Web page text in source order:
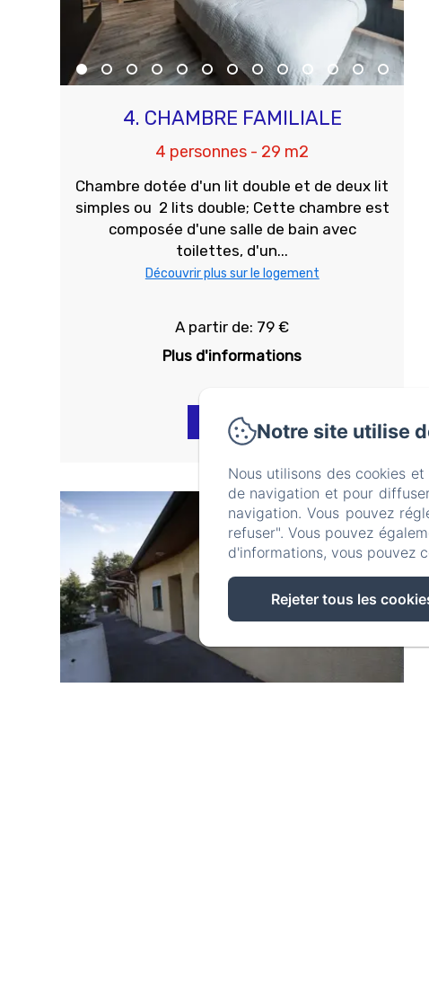
4. CHAMBRE FAMILIALE
4 personnes - 29 m2
Chambre dotée d'un lit double et de deux lit
simples ou 2 lits double; Cette chambre est
composée d'une salle de bain avec
toilettes, d'un...
Découvrir plus sur le logement
A partir de: 79 €
Plus d'informations
RéserverNotre site utilise
Nous utilisons des cookies
de navigation et pour
navigation. Vous pouvez
refuser". Vous pouvez
d'informations, vous pouvez
Rejeter tous les